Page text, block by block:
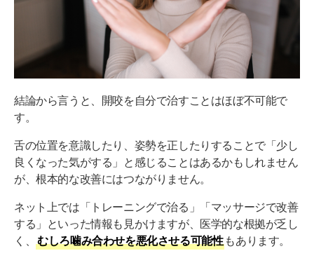
結論から言うと、開咬を自分で治すことはほぼ不可能で
す。
舌の位置を意識したり、姿勢を正したりすることで「少し
良くなった気がする」と感じることはあるかもしれません
が、根本的な改善にはつながりません。
ネット上では「トレーニングで治る」「マッサージで改善
する」といった情報も見かけますが、医学的な根拠が乏し
く、
むしろ噛み合わせを悪化させる可能性 もあります。